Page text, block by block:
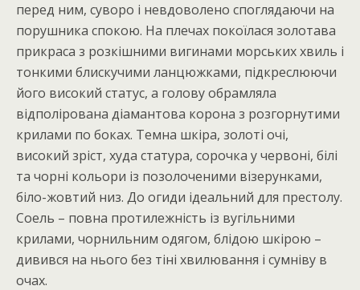
перед ним, суворо і невдоволено споглядаючи на
порушника спокою. На плечах покоїлася золотава
прикраса з розкішними вигинами морських хвиль і
тонкими блискучими ланцюжками, підкреслюючи
його високий статус, а голову обрамляла
відполірована діамантова корона з розгорнутими
крилами по боках. Темна шкіра, золоті очі,
високий зріст, худа статура, сорочка у червоні, білі
та чорні кольори із позолоченими візерунками,
біло-жовтий низ. До огиди ідеальний для престолу.
Соель – повна протилежність із вугільними
крилами, чорнильним одягом, блідою шкірою –
дивився на нього без тіні хвилювання і сумніву в
очах.